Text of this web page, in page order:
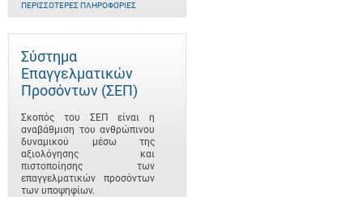
ΠΕΡΙΣΣΌΤΕΡΕΣ ΠΛΗΡΟΦΟΡΊΕΣ
Σύστημα
Επαγγελματικών
Προσόντων (ΣΕΠ)
Σκοπός του ΣΕΠ είναι η
αναβάθμιση του ανθρώπινου
δυναμικού μέσω της
αξιολόγησης και
πιστοποίησης των
επαγγελματικών προσόντων
των υποψηφίων.